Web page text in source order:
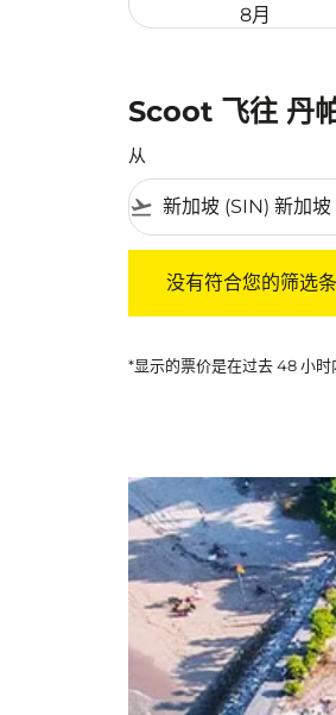
8月
Scoot 飞往 丹
从
flight_takeoff
没有符合您的筛选
*显示的票价是在过去 48 小时